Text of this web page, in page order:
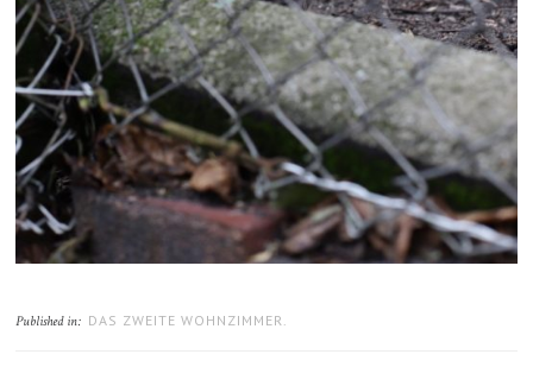
Published in: DAS ZWEITE WOHNZIMMER.